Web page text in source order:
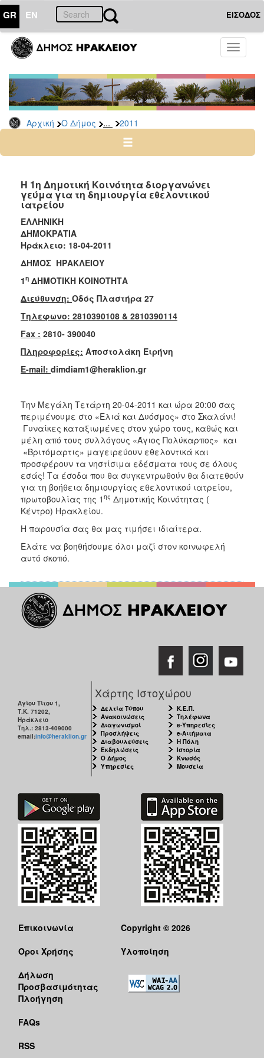
GR EN ΕΙΣΟΔΟΣ
Toggle
Αρχική Ο Δήμος ... 2011
ΔΗΜΟΣ
Δελτία
Τύπου
Αρχείο
2026
2024
2022
2020
2019
2018
2017
2016
2015
2013
2012
2011
2006
ΤΟΠΟΣ
ΠΟΛΙΤΙΣΜΟΣ
ΑΝΘΕΚΤΙΚΗ
ΠΟΛΗ
Η 1η Δημοτική Κοινότητα διοργανώνει
γεύμα για τη δημιουργία εθελοντικού
ιατρείου
ΕΛΛΗΝΙΚΗ
ΔΗΜΟΚΡΑΤΙΑ
Ηράκλειο: 18-04-2011
ΔΗΜΟΣ ΗΡΑΚΛΕΙΟΥ
1η ΔΗΜΟΤΙΚΗ ΚΟΙΝΟΤΗΤΑ
Διεύθυνση: Οδός Πλαστήρα 27
Τηλεφωνο: 2810390108 & 2810390114
Fax : 2810- 390040
Πληροφορίες: Αποστολάκη Ειρήνη
E-mail: dimdiam1@heraklion.gr
Την Μεγάλη Τετάρτη 20-04-2011 και ώρα 20:00 σας
περιμένουμε στο «Ελιά και Δυόσμος» στο Σκαλάνι!
Γυναίκες καταξιωμένες στον χώρο τους, καθώς και
μέλη από τους συλλόγους «Άγιος Πολύκαρπος» και
«Βριτόμαρτις» μαγειρεύουν εθελοντικά και
προσφέρουν τα νηστίσιμα εδέσματα τους σε όλους
εσάς! Τα έσοδα που θα συγκεντρωθούν θα διατεθούν
για τη βοήθεια δημιουργίας εθελοντικού ιατρείου,
πρωτοβουλίας της 1 ης Δημοτικής Κοινότητας (
Κέντρο) Ηρακλείου.
Η παρουσία σας θα μας τιμήσει ιδιαίτερα.
Ελάτε να βοηθήσουμε όλοι μαζί στον κοινωφελή
αυτό σκοπό.
Αγίου Τίτου 1,
Τ.Κ. 71202,
Ηράκλειο
Τηλ.: 2813-409000
email:info@heraklion.gr
Χάρτης Ιστοχώρου
Δελτία Τύπου
Ανακοινώσεις
Διαγωνισμοί
Προσλήψεις
Διαβουλεύσεις
Εκδηλώσεις
Ο Δήμος
Υπηρεσίες
Κ.Ε.Π.
Τηλέφωνα
e-Υπηρεσίες
e-Αιτήματα
Η Πόλη
Ιστορία
Κνωσός
Μουσεία
Επικοινωνία
Όροι Χρήσης
Δήλωση
Προσβασιμότητας
Πλοήγηση
FAQs
RSS
Copyright © 2026
Υλοποίηση